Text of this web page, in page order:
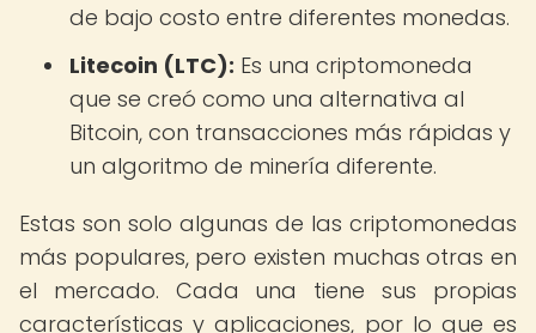
de bajo costo entre diferentes monedas.
Litecoin (LTC): Es una criptomoneda
que se creó como una alternativa al
Bitcoin, con transacciones más rápidas y
un algoritmo de minería diferente.
Estas son solo algunas de las criptomonedas
más populares, pero existen muchas otras en
el mercado. Cada una tiene sus propias
características y aplicaciones, por lo que es